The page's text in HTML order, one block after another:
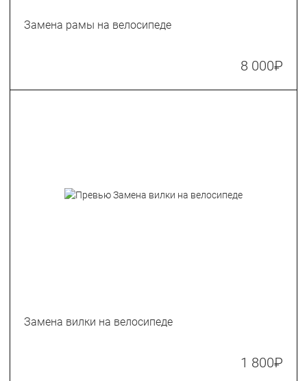
Замена рамы на велосипеде
8 000₽
Замена вилки на велосипеде
1 800₽